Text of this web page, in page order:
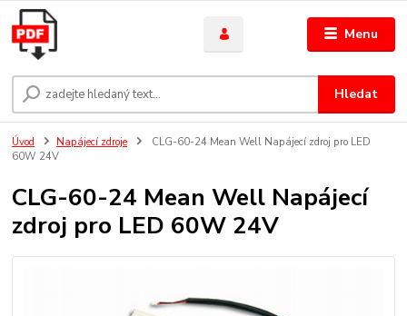
Menu
Hledat
Úvod Napájecí zdroje
CLG-60-24 Mean Well Napájecí zdroj pro LED
60W 24V
CLG-60-24 Mean Well Napájecí
zdroj pro LED 60W 24V